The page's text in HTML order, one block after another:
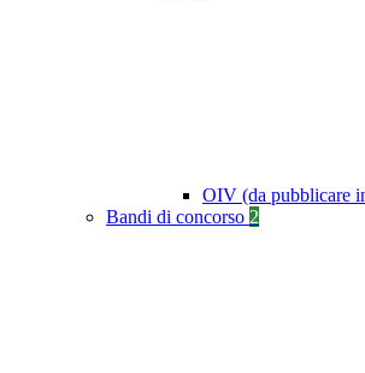
OIV (da pubblicare
Bandi di concorso 2